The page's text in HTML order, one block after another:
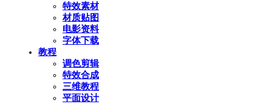
特效素材
材质贴图
电影资料
字体下载
教程
调色剪辑
特效合成
三维教程
平面设计